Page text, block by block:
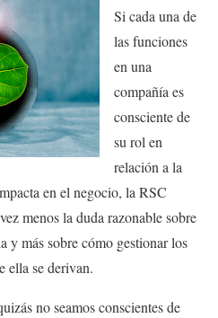
Si cada una de
las funciones
en una
compañía es
consciente de
su rol en
relación a la
en el negocio, la RSC
menos la duda razonable sobre
y más sobre cómo gestionar los
ella se derivan.
no seamos conscientes de